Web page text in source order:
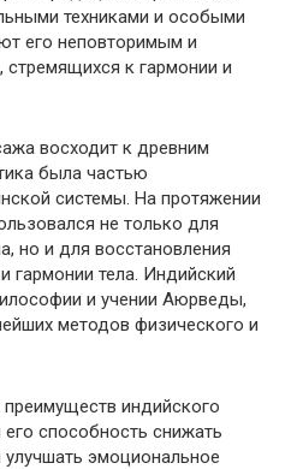
техниками и особыми
его неповторимым и
к гармонии и
восходит к древним
была частью
системы. На протяжении
не только для
но и для восстановления
гармонии тела. Индийский
и учении Аюрведы,
методов физического и
индийского
способность снижать
улучшать эмоциональное